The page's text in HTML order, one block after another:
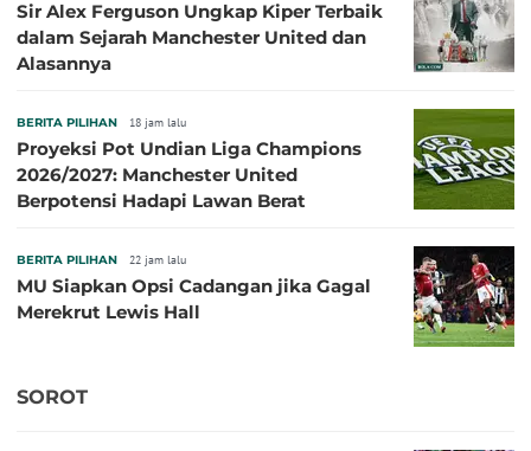
Sir Alex Ferguson Ungkap Kiper Terbaik
dalam Sejarah Manchester United dan
Alasannya
BERITA PILIHAN 18 jam lalu
Proyeksi Pot Undian Liga Champions
2026/2027: Manchester United
Berpotensi Hadapi Lawan Berat
BERITA PILIHAN 22 jam lalu
MU Siapkan Opsi Cadangan jika Gagal
Merekrut Lewis Hall
SOROT